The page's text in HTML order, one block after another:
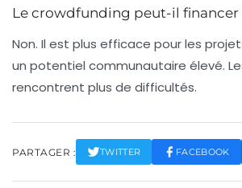
Le crowdfunding peut-il financer
Non. Il est plus efficace pour les
un potentiel communautaire élevé.
rencontrent plus de difficultés.
PARTAGER : TWITTER FACEBOOK